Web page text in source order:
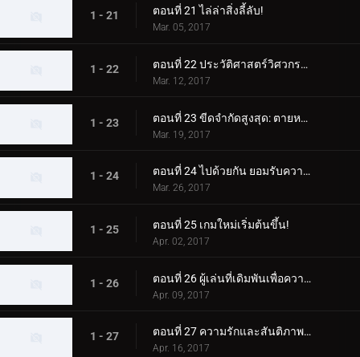
1 - 21 ตอนที่ 21 ไล่ล่าสิ่งลี้ลับ!
Mar. 05, 2017
1 - 22 ตอนที่ 22 ประวัติศาสตร์วิศวกรรม!
Mar. 12, 2017
1 - 23 ตอนที่ 23 ขีดจำกัดสูงสุด: ตายหรือมีชีวิตอยู่!
Mar. 19, 2017
1 - 24 ตอนที่ 24 ไปด้วยกัน ยอมรับความทะเยอทะยานของคุณ!
Mar. 26, 2017
1 - 25 ตอนที่ 25 เกมใหม่เริ่มต้นขึ้น!
Apr. 02, 2017
1 - 26 ตอนที่ 26 ผู้เล่นที่เดิมพันเพื่อความอยู่รอด
Apr. 09, 2017
1 - 27 ตอนที่ 27 ความรักและสันติภาพสำหรับผู้ชนะ!
Apr. 16, 2017